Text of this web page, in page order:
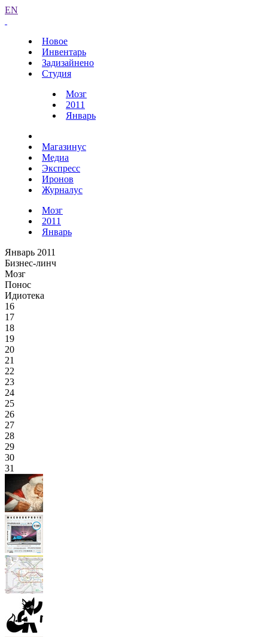
EN
Новое
Инвентарь
Задизайнено
Студия
Мозг
2011
Январь
Магазинус
Медиа
Экспресс
Иронов
Журналус
Мозг
2011
Январь
Январь 2011
Бизнес-линч
Мозг
Понос
Идиотека
16
17
18
19
20
21
22
23
24
25
26
27
28
29
30
31